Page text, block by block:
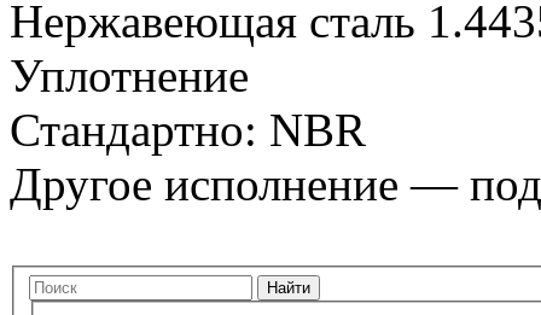
Нержавеющая сталь
Уплотнение
Стандартно: NBR
Другое исполнение — под
Найти